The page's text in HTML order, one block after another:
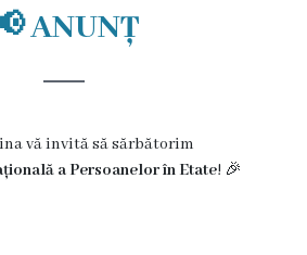
ANUNȚ
vă invită să sărbătorim
a Persoanelor în Etate! 🎉